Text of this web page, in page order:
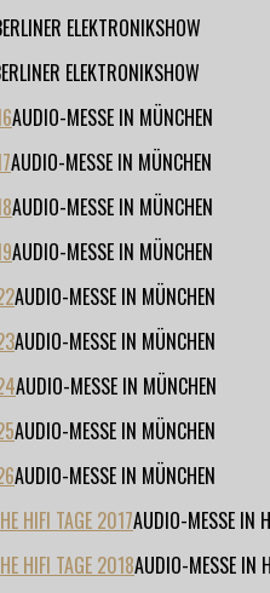
ELEKTRONIKSHOW
ELEKTRONIKSHOW
AUDIO-MESSE IN MÜNCHEN
AUDIO-MESSE IN MÜNCHEN
AUDIO-MESSE IN MÜNCHEN
AUDIO-MESSE IN MÜNCHEN
AUDIO-MESSE IN MÜNCHEN
AUDIO-MESSE IN MÜNCHEN
AUDIO-MESSE IN MÜNCHEN
AUDIO-MESSE IN MÜNCHEN
AUDIO-MESSE IN MÜNCHEN
HIFI TAGE 2017AUDIO-MESSE IN
HIFI TAGE 2018AUDIO-MESSE IN